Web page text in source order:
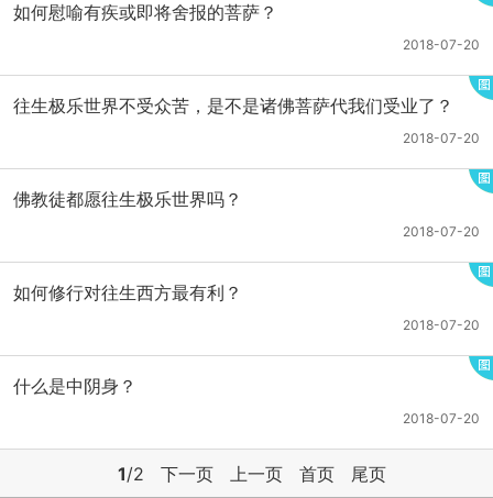
如何慰喻有疾或即将舍报的菩萨？
2018-07-20
往生极乐世界不受众苦，是不是诸佛菩萨代我们受业了？
2018-07-20
佛教徒都愿往生极乐世界吗？
2018-07-20
如何修行对往生西方最有利？
2018-07-20
什么是中阴身？
2018-07-20
1/2 下一页 上一页 首页 尾页